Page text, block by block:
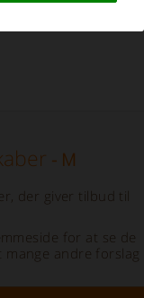
- M
der giver tilbud til
for at se de
andre forslag